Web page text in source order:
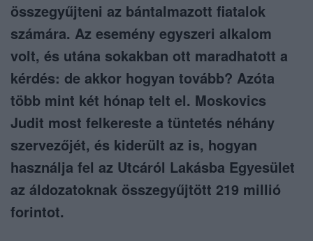
összegyűjteni az bántalmazott fiatalok
számára. Az esemény egyszeri alkalom
volt, és utána sokakban ott maradhatott a
kérdés: de akkor hogyan tovább? Azóta
több mint két hónap telt el. Moskovics
Judit most felkereste a tüntetés néhány
szervezőjét, és kiderült az is, hogyan
használja fel az Utcáról Lakásba Egyesület
az áldozatoknak összegyűjtött 219 millió
forintot.